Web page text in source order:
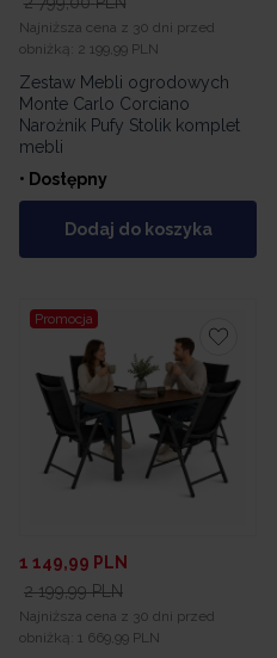
Najniższa cena z 30 dni przed
obniżką: 2 199,99 PLN
Zestaw Mebli ogrodowych
Monte Carlo Corciano
Narożnik Pufy Stolik komplet
mebli
• Dostępny
Dodaj do koszyka
Promocja
1 149,99 PLN
2 199,99 PLN
Najniższa cena z 30 dni przed
obniżką:
1 669,99 PLN